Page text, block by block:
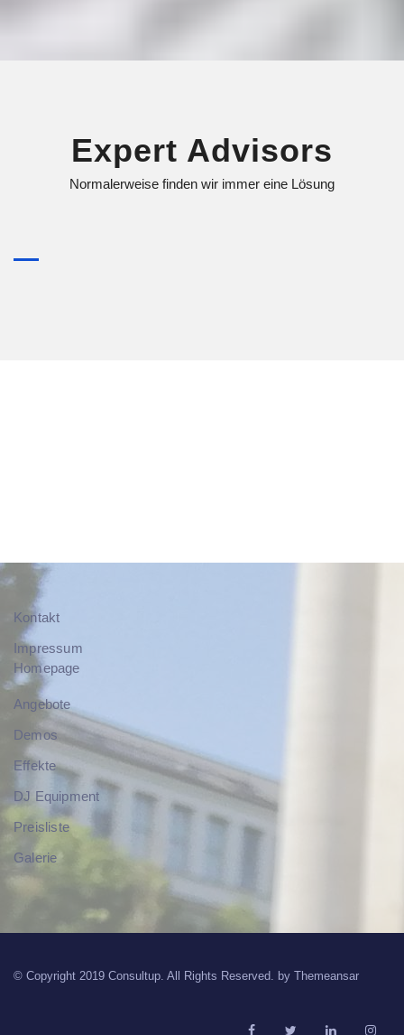
Expert Advisors
Normalerweise finden wir immer eine Lösung
Kontakt
Impressum
Homepage
Angebote
Demos
Effekte
DJ Equipment
Preisliste
Galerie
© Copyright 2019 Consultup. All Rights Reserved. by Themeansar